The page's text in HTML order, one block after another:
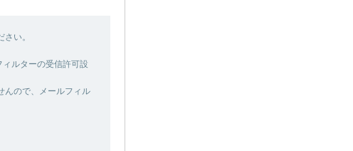
い。
ルターの受信許可設
んので、メールフィル